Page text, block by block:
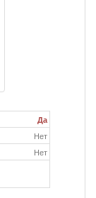
Да
Нет
Нет